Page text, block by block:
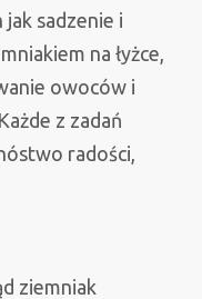
sadzenie i
na łyżce,
owoców i
z zadań
radości,
ziemniak